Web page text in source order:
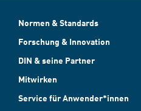
Normen & Standards
Forschung & Innovation
DIN & seine Partner
Mitwirken
Service für Anwender*innen